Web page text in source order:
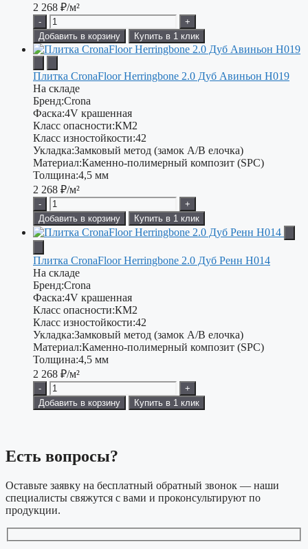
2 268 ₽/м²
-
+
Добавить в корзину
Купить в 1 клик
Плитка CronaFloor Herringbone 2.0 Дуб Авиньон H019
На складе
Бренд:Crona
Фаска:4V крашенная
Класс опасности:КМ2
Класс изностойкости:42
Укладка:Замковый метод (замок А/В елочка)
Материал:Каменно-полимерный композит (SPC)
Толщина:4,5 мм
2 268 ₽/м²
-
+
Добавить в корзину
Купить в 1 клик
Плитка CronaFloor Herringbone 2.0 Дуб Ренн H014
На складе
Бренд:Crona
Фаска:4V крашенная
Класс опасности:КМ2
Класс изностойкости:42
Укладка:Замковый метод (замок А/В елочка)
Материал:Каменно-полимерный композит (SPC)
Толщина:4,5 мм
2 268 ₽/м²
-
+
Добавить в корзину
Купить в 1 клик
Есть вопросы?
Оставьте заявку на бесплатный обратный звонок — наши
специалисты свяжутся с вами и проконсультируют по
продукции.